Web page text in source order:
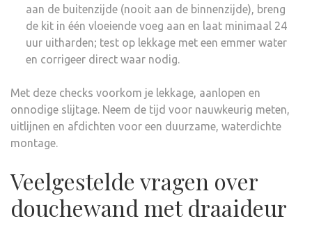
aan de buitenzijde (nooit aan de binnenzijde), breng
de kit in één vloeiende voeg aan en laat minimaal 24
uur uitharden; test op lekkage met een emmer water
en corrigeer direct waar nodig.
Met deze checks voorkom je lekkage, aanlopen en
onnodige slijtage. Neem de tijd voor nauwkeurig meten,
uitlijnen en afdichten voor een duurzame, waterdichte
montage.
Veelgestelde vragen over
douchewand met draaideur